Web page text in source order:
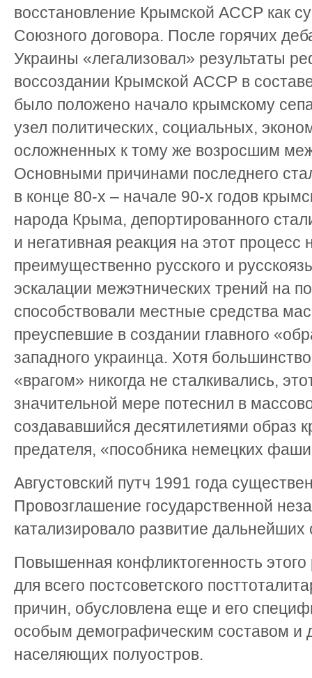
восстановление Крымской АССР как
Союзного договора. После горячих
Украины «легализовал» результаты
воссоздании Крымской АССР в
было положено начало крымскому
узел политических, социальных,
осложненных к тому же возросшим
Основными причинами последнего
в конце 80-х – начале 90-х годов
народа Крыма, депортированного
и негативная реакция на этот процесс
преимущественно русского и
эскалации межэтнических трений на
способствовали местные средства
преуспевшие в создании главного
западного украинца. Хотя
«врагом» никогда не сталкивались,
значительной мере потеснил в
создававшийся десятилетиями образ
предателя, «пособника немецких
Августовский путч 1991 года
Провозглашение государственной
катализировало развитие
Повышенная конфликтогенность
для всего постсоветского
причин, обусловлена еще и его
особым демографическим составом и
населяющих полуостров.